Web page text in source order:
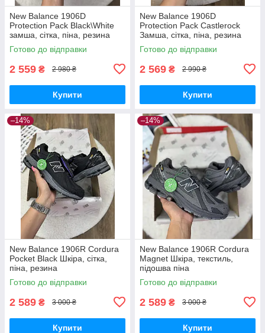
New Balance 1906D
Protection Pack Black\White
замша, сітка, піна, резина
Готово до відправки
2 559 ₴ 2 980 ₴
Купити
New Balance 1906D
Protection Pack Castlerock
Замша, сітка, піна, резина
Готово до відправки
2 569 ₴ 2 990 ₴
Купити
–14%
New Balance 1906R Cordura
Pocket Black Шкіра, сітка,
піна, резина
Готово до відправки
2 589 ₴ 3 000 ₴
Купити
–14%
New Balance 1906R Cordura
Magnet Шкіра, текстиль,
підошва піна
Готово до відправки
2 589 ₴ 3 000 ₴
Купити